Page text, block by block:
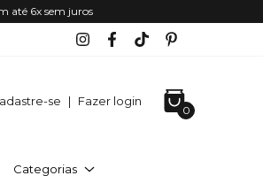
até 6x sem juros
se | Fazer login
0
Categorias